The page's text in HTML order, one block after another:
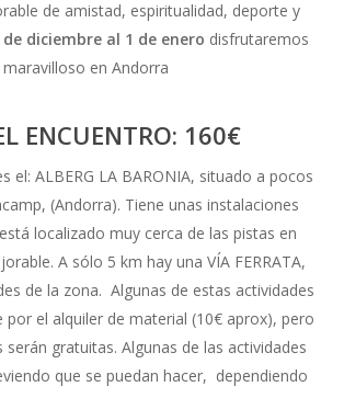
de amistad, espiritualidad, deporte y
de diciembre al 1 de enero disfrutaremos
en Andorra
ENCUENTRO: 160€
el: ALBERG LA BARONIA, situado a pocos
(Andorra). Tiene unas instalaciones
localizado muy cerca de las pistas en
A sólo 5 km hay una VÍA FERRATA,
de la zona. Algunas de estas actividades
por el alquiler de material (10€ aprox), pero
serán gratuitas. Algunas de las actividades
que se puedan hacer, dependiendo